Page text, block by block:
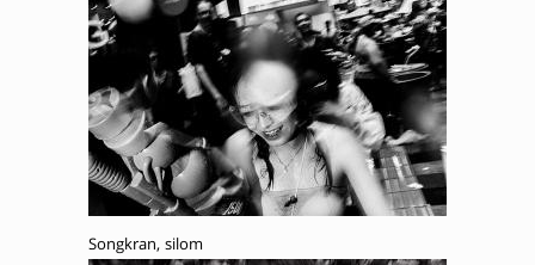
Songkran, silom